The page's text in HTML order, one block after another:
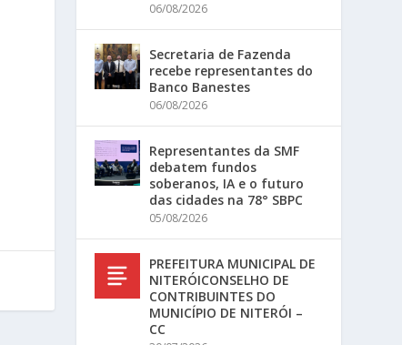
06/08/2026
Secretaria de Fazenda
recebe representantes do
Banco Banestes
06/08/2026
Representantes da SMF
debatem fundos
soberanos, IA e o futuro
das cidades na 78° SBPC
05/08/2026
PREFEITURA MUNICIPAL DE
NITERÓICONSELHO DE
CONTRIBUINTES DO
MUNICÍPIO DE NITERÓI –
CC